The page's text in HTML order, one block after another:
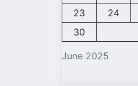
June 2025
23
24
30